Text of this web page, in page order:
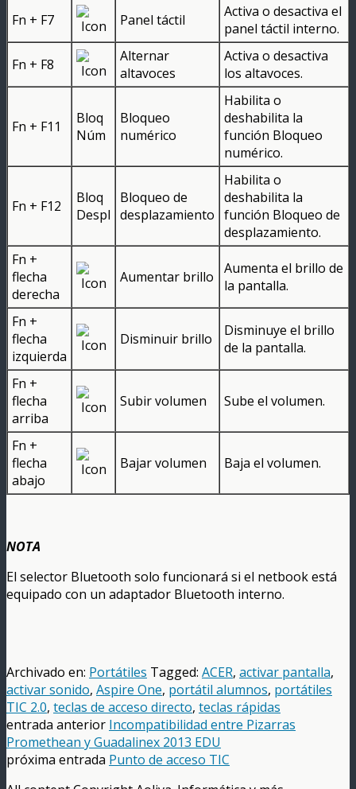
Fn + F7 Panel táctil
Activa o desactiva el
panel táctil interno.
Fn + F8
Alternar
altavoces
Activa o desactiva
los altavoces.
Fn + F11
Bloq
Núm
Bloqueo
numérico
Habilita o
deshabilita la
función Bloqueo
numérico.
Fn + F12
Bloq
Despl
Bloqueo de
desplazamiento
Habilita o
deshabilita la
función Bloqueo de
desplazamiento.
Fn +
flecha
derecha
Aumentar brillo
Aumenta el brillo de
la pantalla.
Fn +
flecha
izquierda
Disminuir brillo
Disminuye el brillo
de la pantalla.
Fn +
flecha
arriba
Subir volumen Sube el volumen.
Fn +
flecha
abajo
Bajar volumen Baja el volumen.
NOTA
El selector Bluetooth solo funcionará si el netbook está
equipado con un adaptador Bluetooth interno.
Archivado en: Portátiles Tagged: ACER, activar pantalla,
activar sonido, Aspire One, portátil alumnos, portátiles
TIC 2.0, teclas de acceso directo, teclas rápidas
entrada anterior Incompatibilidad entre Pizarras
Promethean y Guadalinex 2013 EDU
próxima entrada Punto de acceso TIC